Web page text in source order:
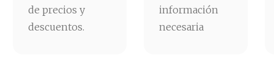
de precios y
descuentos.
información
necesaria